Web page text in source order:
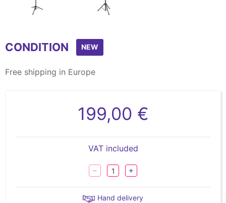
of
CONDITION NEW
Free shipping in Europe
199,00 €
VAT included
Hand delivery